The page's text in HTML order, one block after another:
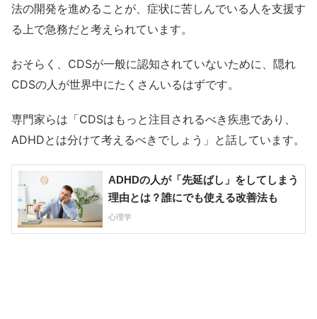
法の開発を進めることが、症状に苦しんでいる人を支援す
る上で急務だと考えられています。
おそらく、CDSが一般に認知されていないために、隠れ
CDSの人が世界中にたくさんいるはずです。
専門家らは「CDSはもっと注目されるべき疾患であり、
ADHDとは分けて考えるべきでしょう」と話しています。